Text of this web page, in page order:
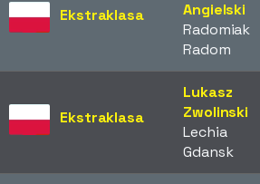
Ekstraklasa
Angielski
Radomiak
Radom
Ekstraklasa
Lukasz
Zwolinski
Lechia
Gdansk